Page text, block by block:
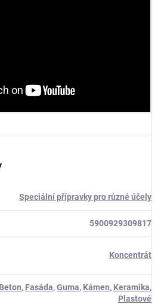
Speciální přípravky pro různé účely
5900929309817
Koncentrát
Beton, Fasáda,Guma, Kámen, Keramika,
Plastové